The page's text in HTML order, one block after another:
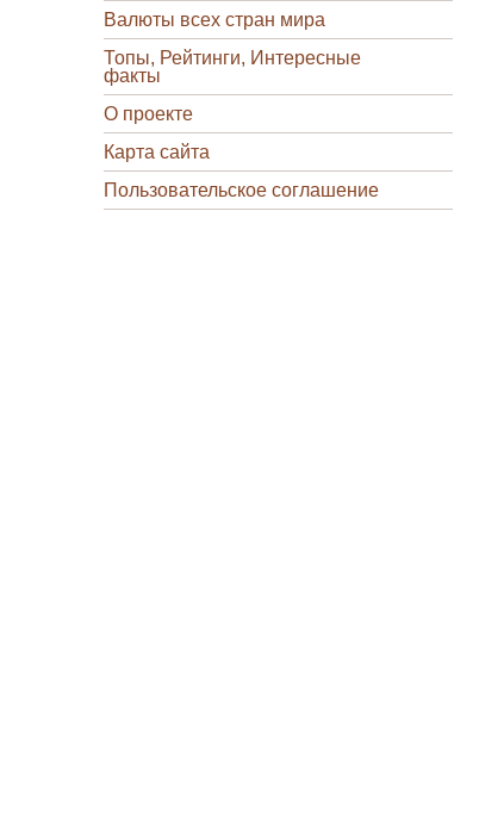
Валюты всех стран мира
Топы, Рейтинги, Интересные
факты
О проекте
Карта сайта
Пользовательское соглашение